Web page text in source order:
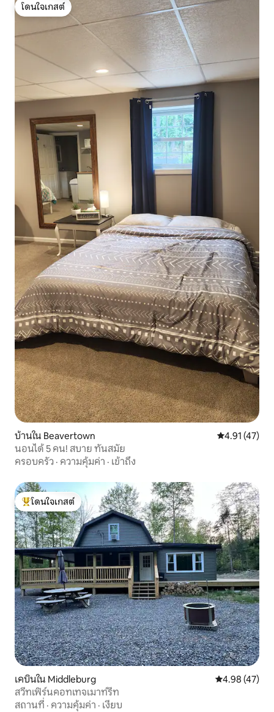
โดนใจเกสต์
โดนใจเกสต์
บ้านใน Beavertown คะแนนเฉลี่ย
4.91 (47)
นอนได้ 5 คน! สบาย ทันสมัย
ครอบครัว · ความคุ้มค่า · เข้าถึง
โดนใจเกสต์ที่สุด
โดนใจเกสต์
เคบินใน Middleburg คะแนนเฉลี่ย
4.98 (47)
สวีทเฟิร์นคอทเทจเมาท์รีท
สถานที่ · ความคุ้มค่า · เงียบ